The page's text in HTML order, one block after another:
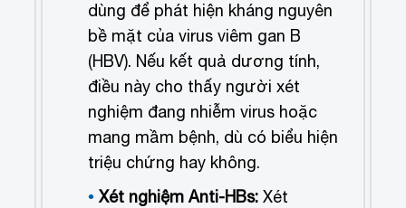
dùng để phát hiện kháng nguyên
bề mặt của virus viêm gan B
(HBV). Nếu kết quả dương tính,
điều này cho thấy người xét
nghiệm đang nhiễm virus hoặc
mang mầm bệnh, dù có biểu hiện
triệu chứng hay không.
Xét nghiệm Anti-HBs:Xét